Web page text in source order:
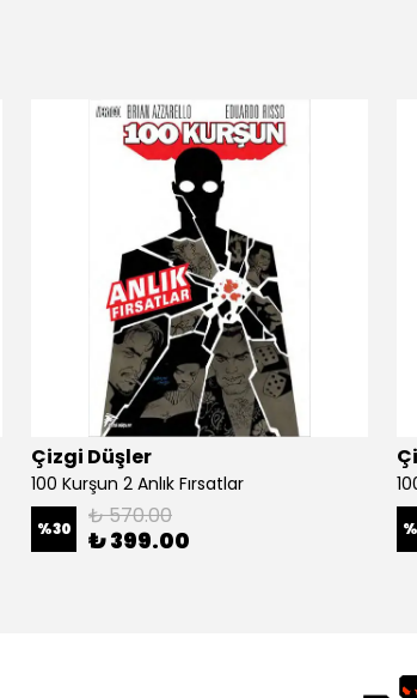
Çizgi Düşler
100 Kurşun 2 Anlık Fırsatlar
%30 ₺ 570.00
₺ 399.00 %